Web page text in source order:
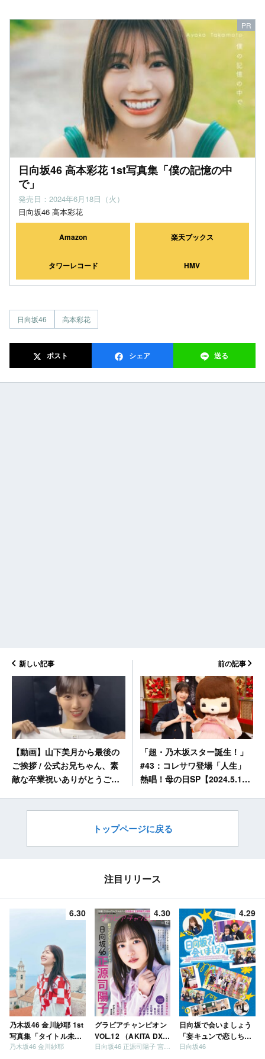
日向坂46 高本彩花 1st写真集「僕の記憶の中
で」
発売日：2024年6月18日（火）
日向坂46 高本彩花
Amazon 楽天ブックス
タワーレコード HMV
日向坂46 高本彩花
ポスト シェア 送る
新しい記事
【動画】山下美月から最後の
ご挨拶 / 公式お兄ちゃん、素
敵な卒業祝いありがとうござ
前の記事
「超・乃木坂スター誕生！」
#43：コレサワ登場「人生」
熱唱！母の日SP【2024.5.13
トップページに戻る
注目リリース
6.30
乃木坂46 金川紗耶 1st
写真集「タイトル未
定」
乃木坂46 金川紗耶
4.30
グラビアチャンピオン
VOL.12 （AKITA DXシ
リーズ）
日向坂46 正源司陽子 宮地すみれ
4.29
日向坂で会いましょう
「妄キュンで恋しちゃ
いましょう」「どっち
日向坂46